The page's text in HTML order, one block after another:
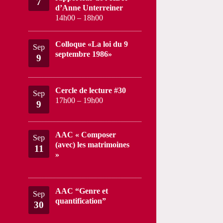
d’Anne Unterreiner
14h00 – 18h00
Sep
9
Colloque «La loi du 9
septembre 1986»
Sep
9
Cercle de lecture #30
17h00 – 19h00
Sep
11
AAC « Composer
(avec) les matrimoines
»
Sep
30
AAC “Genre et
quantification”